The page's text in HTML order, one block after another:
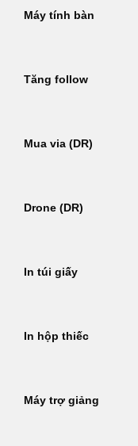
Máy tính bàn
Tăng follow
Mua via (DR)
Drone (DR)
In túi giấy
In hộp thiếc
Máy trợ giảng